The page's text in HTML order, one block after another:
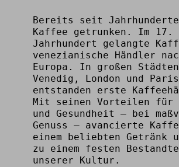
Bereits seit
Kaffee getrunken. Im 17.
Jahrhundert gelangte
venezianische Händler
Europa. In großen
Venedig, London und Paris
entstanden erste
Mit seinen Vorteilen für
und Gesundheit – bei
Genuss – avancierte
einem beliebten Getränk
zu einem festen
unserer Kultur.